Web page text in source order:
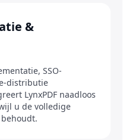
&
SSO-
distributie
LynxPDF naadloos
u de volledige